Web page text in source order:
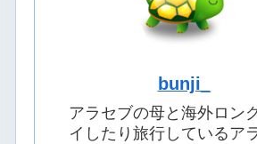
bunji_
アラセブの母と海外ロン
イしたり旅行しているア